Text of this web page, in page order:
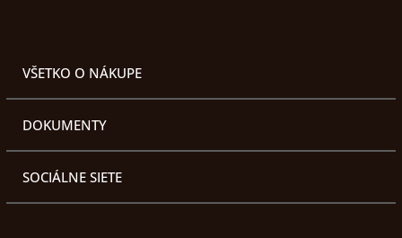
VŠETKO O NÁKUPE
DOKUMENTY
SOCIÁLNE SIETE